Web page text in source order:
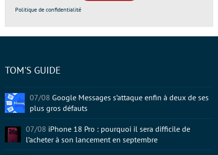
Politique de confidentialité
TOM'S GUIDE
07/08 Google Messages s’attaque enfin à deux de ses
plus gros défauts
07/08 iPhone 18 Pro : pourquoi il sera difficile de
l’acheter à son lancement en septembre